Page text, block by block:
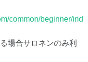
common/beginner/ind
場合サロネンのみ利